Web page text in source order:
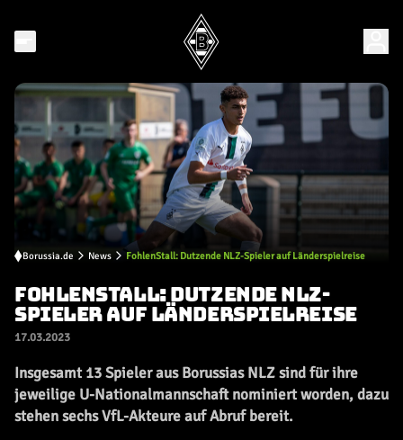
Borussia.de News FohlenStall: Dutzende NLZ-Spieler auf Länderspielreise
FOHLENSTALL: DUTZENDE NLZ-
SPIELER AUF LÄNDERSPIELREISE
17.03.2023
Insgesamt 13 Spieler aus Borussias NLZ sind für ihre
jeweilige U-Nationalmannschaft nominiert worden, dazu
stehen sechs VfL-Akteure auf Abruf bereit.